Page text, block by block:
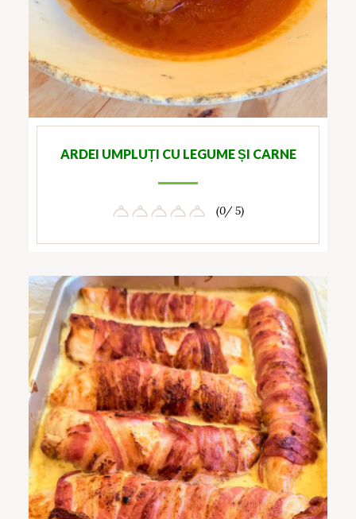
ARDEI UMPLUȚI CU LEGUME ȘI CARNE
(0/ 5)